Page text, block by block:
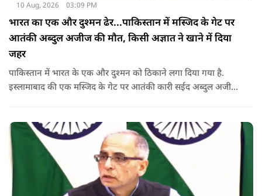
10 Aug, 2026 03:09 PM
भारत का एक और दुश्मन ढेर...पाकिस्तान में मस्जिद के गेट पर
आतंकी अब्दुल अजीज की मौत, किसी अज्ञात ने खाने में दिया
जहर
पाकिस्तान में भारत के एक और दुश्मन को ठिकाने लगा दिया गया है.
इस्लामाबाद की एक मस्जिद के गेट पर आतंकी कारी सईद अब्दुल अजीज